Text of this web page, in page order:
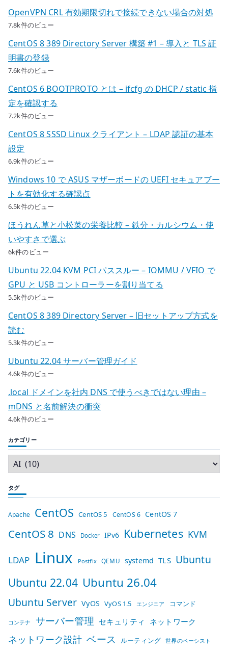
OpenVPN CRL 有効期限切れで接続できない場合の対処
7.8k件のビュー
CentOS 8 389 Directory Server 構築 #1 – 導入と TLS 証
明書の登録
7.6k件のビュー
CentOS 6 BOOTPROTO とは – ifcfg の DHCP / static 指
定を確認する
7.2k件のビュー
CentOS 8 SSSD Linux クライアント – LDAP 認証の基本
設定
6.9k件のビュー
Windows 10 で ASUS マザーボードの UEFI セキュアブー
トを有効化する確認点
6.5k件のビュー
ほうれん草と小松菜の栄養比較 – 鉄分・カルシウム・使
いやすさで選ぶ
6k件のビュー
Ubuntu 22.04 KVM PCI パススルー – IOMMU / VFIO で
GPU と USB コントローラーを割り当てる
5.5k件のビュー
CentOS 8 389 Directory Server – 旧セットアップ方式を
読む
5.3k件のビュー
Ubuntu 22.04 サーバー管理ガイド
4.6k件のビュー
.local ドメインを社内 DNS で使うべきではない理由 –
mDNS と名前解決の衝突
4.6k件のビュー
カテゴリー
タグ
Apache CentOS CentOS 5 CentOS 6 CentOS 7
CentOS 8 DNS Docker IPv6 Kubernetes KVM
LDAP Linux Postfix QEMU systemd TLS Ubuntu
Ubuntu 22.04 Ubuntu 26.04
Ubuntu Server VyOS VyOS 1.5 エンジニア コマンド
コンテナ サーバー管理 セキュリティ ネットワーク
ネットワーク設計 ベース ルーティング 世界のベーシスト